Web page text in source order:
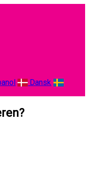
Dansk